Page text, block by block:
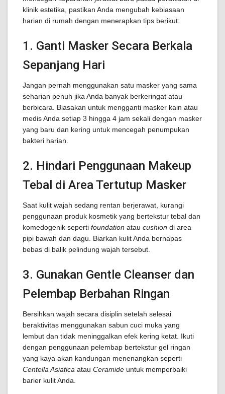
klinik estetika, pastikan Anda mengubah kebiasaan
harian di rumah dengan menerapkan tips berikut:
1. Ganti Masker Secara Berkala
Sepanjang Hari
Jangan pernah menggunakan satu masker yang sama
seharian penuh jika Anda banyak berkeringat atau
berbicara. Biasakan untuk mengganti masker kain atau
medis Anda setiap 3 hingga 4 jam sekali dengan masker
yang baru dan kering untuk mencegah penumpukan
bakteri harian.
2. Hindari Penggunaan Makeup
Tebal di Area Tertutup Masker
Saat kulit wajah sedang rentan berjerawat, kurangi
penggunaan produk kosmetik yang bertekstur tebal dan
komedogenik seperti foundation atau cushion di area
pipi bawah dan dagu. Biarkan kulit Anda bernapas
bebas di balik pelindung wajah tersebut.
3. Gunakan Gentle Cleanser dan
Pelembap Berbahan Ringan
Bersihkan wajah secara disiplin setelah selesai
beraktivitas menggunakan sabun cuci muka yang
lembut dan tidak meninggalkan efek kering ketat. Ikuti
dengan penggunaan pelembap bertekstur gel ringan
yang kaya akan kandungan menenangkan seperti
Centella Asiatica atau Ceramide untuk memperbaiki
barier kulit Anda.